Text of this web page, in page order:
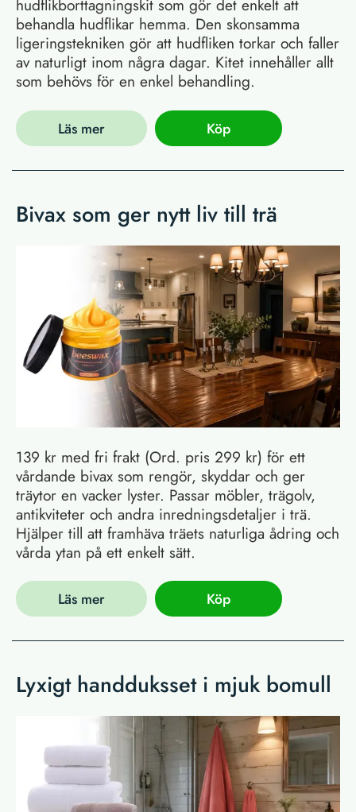
hudflikborttagningskit som gör det enkelt att
behandla hudflikar hemma. Den skonsamma
ligeringstekniken gör att hudfliken torkar och faller
av naturligt inom några dagar. Kitet innehåller allt
som behövs för en enkel behandling.
Läs mer Köp
Bivax som ger nytt liv till trä
139 kr med fri frakt (Ord. pris 299 kr) för ett
vårdande bivax som rengör, skyddar och ger
träytor en vacker lyster. Passar möbler, trägolv,
antikviteter och andra inredningsdetaljer i trä.
Hjälper till att framhäva träets naturliga ådring och
vårda ytan på ett enkelt sätt.
Läs mer Köp
Lyxigt handduksset i mjuk bomull